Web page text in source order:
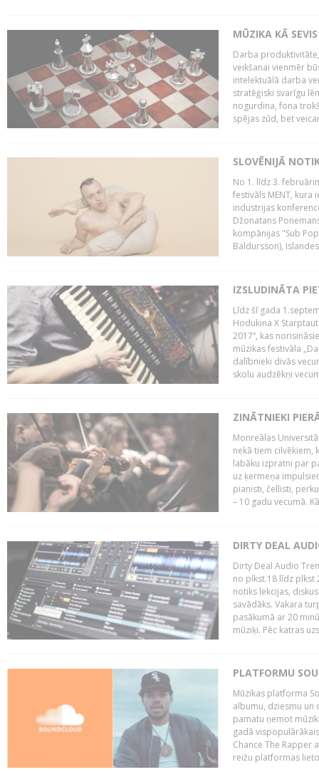
MŪZIKA KĀ
Darba
veikšanai vienmēr
intelektuālā darba
stratēģiski svarīgu
nogurdina, fona
spējas zūd, bet
SLOVĒNIJĀ
No 1. līdz 3.
festivāls MENT, kura
industrijas
Džonatans
kompānijas "Sub
Baldursson),
IZSLUDINĀTA
Līdz šī gada
Hodukina X
2017”, kas
mūzikas festivāla
dalībnieki divās
skolu audzēkņi
ZINĀTNIEKI
Monreālas
nekā tiem cilvēkiem,
labāku izpratni par
uz ķermeņa
pianisti, čellisti,
– 10 gadu vecumā.
DIRTY DEAL
Dirty Deal Audio
no plkst.18 līdz plkst
notiks lekcijas,
savādāks. Vakara
pasākumā ar 20
mūziķi. Pēc katras
PLATFORMU
Mūzikas platforma
albumu, dziesmu un
pamatu ņemot
gadā
Chance The Rapper
reižu platformas